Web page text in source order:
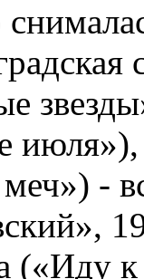
июля»),
-
(«Иду